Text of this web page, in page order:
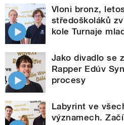
Vloni bronz,
středoškoláků
kole Turnaje
Jako divadlo se
Rapper Edúv
procesy
Labyrint ve
významech.